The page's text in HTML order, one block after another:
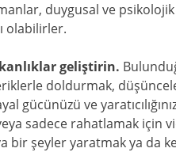
duygusal ve
olabilirler.
geliştirin.
doldurmak,
gücünüzü ve
sadece rahatlamak için
bir şeyler yaratmak ya da